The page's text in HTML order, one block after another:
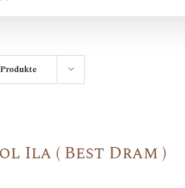
Ila ( Best Dram )